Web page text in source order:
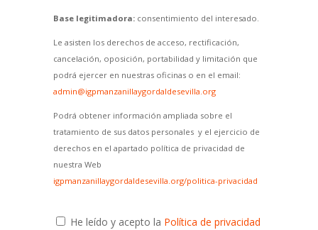
Base legitimadora:consentimiento del interesado.
Le asisten los derechos de acceso, rectificación,
cancelación, oposición, portabilidad y limitación que
podrá ejercer en nuestras oficinas o en el email:
admin@igpmanzanillaygordaldesevilla.org
Podrá obtener información ampliada sobre el
tratamiento de sus datos personales y el ejercicio de
derechos en el apartado política de privacidad de
nuestra Web
igpmanzanillaygordaldesevilla.org/politica-privacidad
He leído y acepto la Política de privacidad